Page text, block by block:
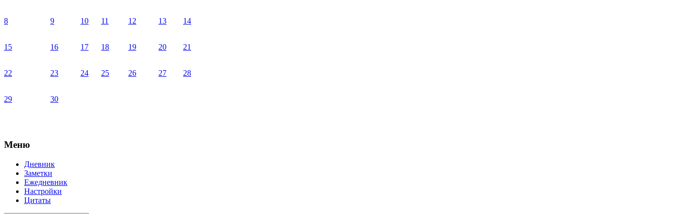
8 9 10 11 12 13 14
15 16 17 18 19 20 21
22 23 24 25 26 27 28
29 30
Меню
Дневник
Заметки
Ежедневник
Настройки
Цитаты